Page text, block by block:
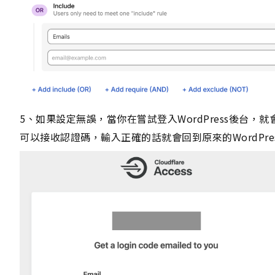
5、如果設定無誤，當你在嘗試登入WordPress後台，
可以接收認證碼，輸入正確的話就會回到原來的